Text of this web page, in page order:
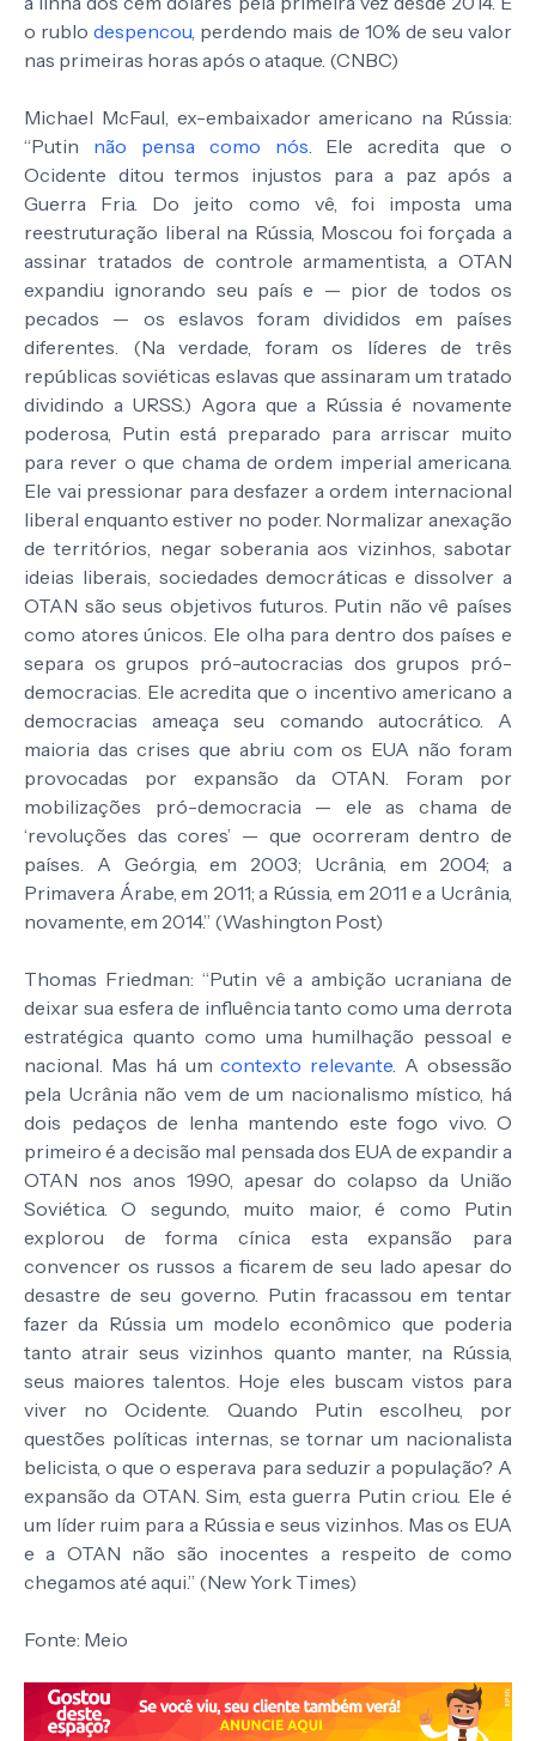
o rublodespencou , perdendo mais de 10% de seu valor
nas primeiras horas após o ataque. (CNBC)
Michael McFaul, ex-embaixador americano na Rússia:
“Putin não pensa como nós . Ele acredita que o
Ocidente ditou termos injustos para a paz após a
Guerra Fria. Do jeito como vê, foi imposta uma
reestruturação liberal na Rússia, Moscou foi forçada a
assinar tratados de controle armamentista, a OTAN
expandiu ignorando seu país e — pior de todos os
pecados — os eslavos foram divididos em países
diferentes. (Na verdade, foram os líderes de três
repúblicas soviéticas eslavas que assinaram um tratado
dividindo a URSS.) Agora que a Rússia é novamente
poderosa, Putin está preparado para arriscar muito
para rever o que chama de ordem imperial americana.
Ele vai pressionar para desfazer a ordem internacional
liberal enquanto estiver no poder. Normalizar anexação
de territórios, negar soberania aos vizinhos, sabotar
ideias liberais, sociedades democráticas e dissolver a
OTAN são seus objetivos futuros. Putin não vê países
como atores únicos. Ele olha para dentro dos países e
separa os grupos pró-autocracias dos grupos pró-
democracias. Ele acredita que o incentivo americano a
democracias ameaça seu comando autocrático. A
maioria das crises que abriu com os EUA não foram
provocadas por expansão da OTAN. Foram por
mobilizações pró-democracia — ele as chama de
‘revoluções das cores’ — que ocorreram dentro de
países. A Geórgia, em 2003; Ucrânia, em 2004; a
Primavera Árabe, em 2011; a Rússia, em 2011 e a Ucrânia,
novamente, em 2014.” (Washington Post)
Thomas Friedman: “Putin vê a ambição ucraniana de
deixar sua esfera de influência tanto como uma derrota
estratégica quanto como uma humilhação pessoal e
nacional. Mas há umcontexto relevante . A obsessão
pela Ucrânia não vem de um nacionalismo místico, há
dois pedaços de lenha mantendo este fogo vivo. O
primeiro é a decisão mal pensada dos EUA de expandir a
OTAN nos anos 1990, apesar do colapso da União
Soviética. O segundo, muito maior, é como Putin
explorou de forma cínica esta expansão para
convencer os russos a ficarem de seu lado apesar do
desastre de seu governo. Putin fracassou em tentar
fazer da Rússia um modelo econômico que poderia
tanto atrair seus vizinhos quanto manter, na Rússia,
seus maiores talentos. Hoje eles buscam vistos para
viver no Ocidente. Quando Putin escolheu, por
questões políticas internas, se tornar um nacionalista
belicista, o que o esperava para seduzir a população? A
expansão da OTAN. Sim, esta guerra Putin criou. Ele é
um líder ruim para a Rússia e seus vizinhos. Mas os EUA
e a OTAN não são inocentes a respeito de como
chegamos até aqui.” (New York Times)
Fonte: Meio